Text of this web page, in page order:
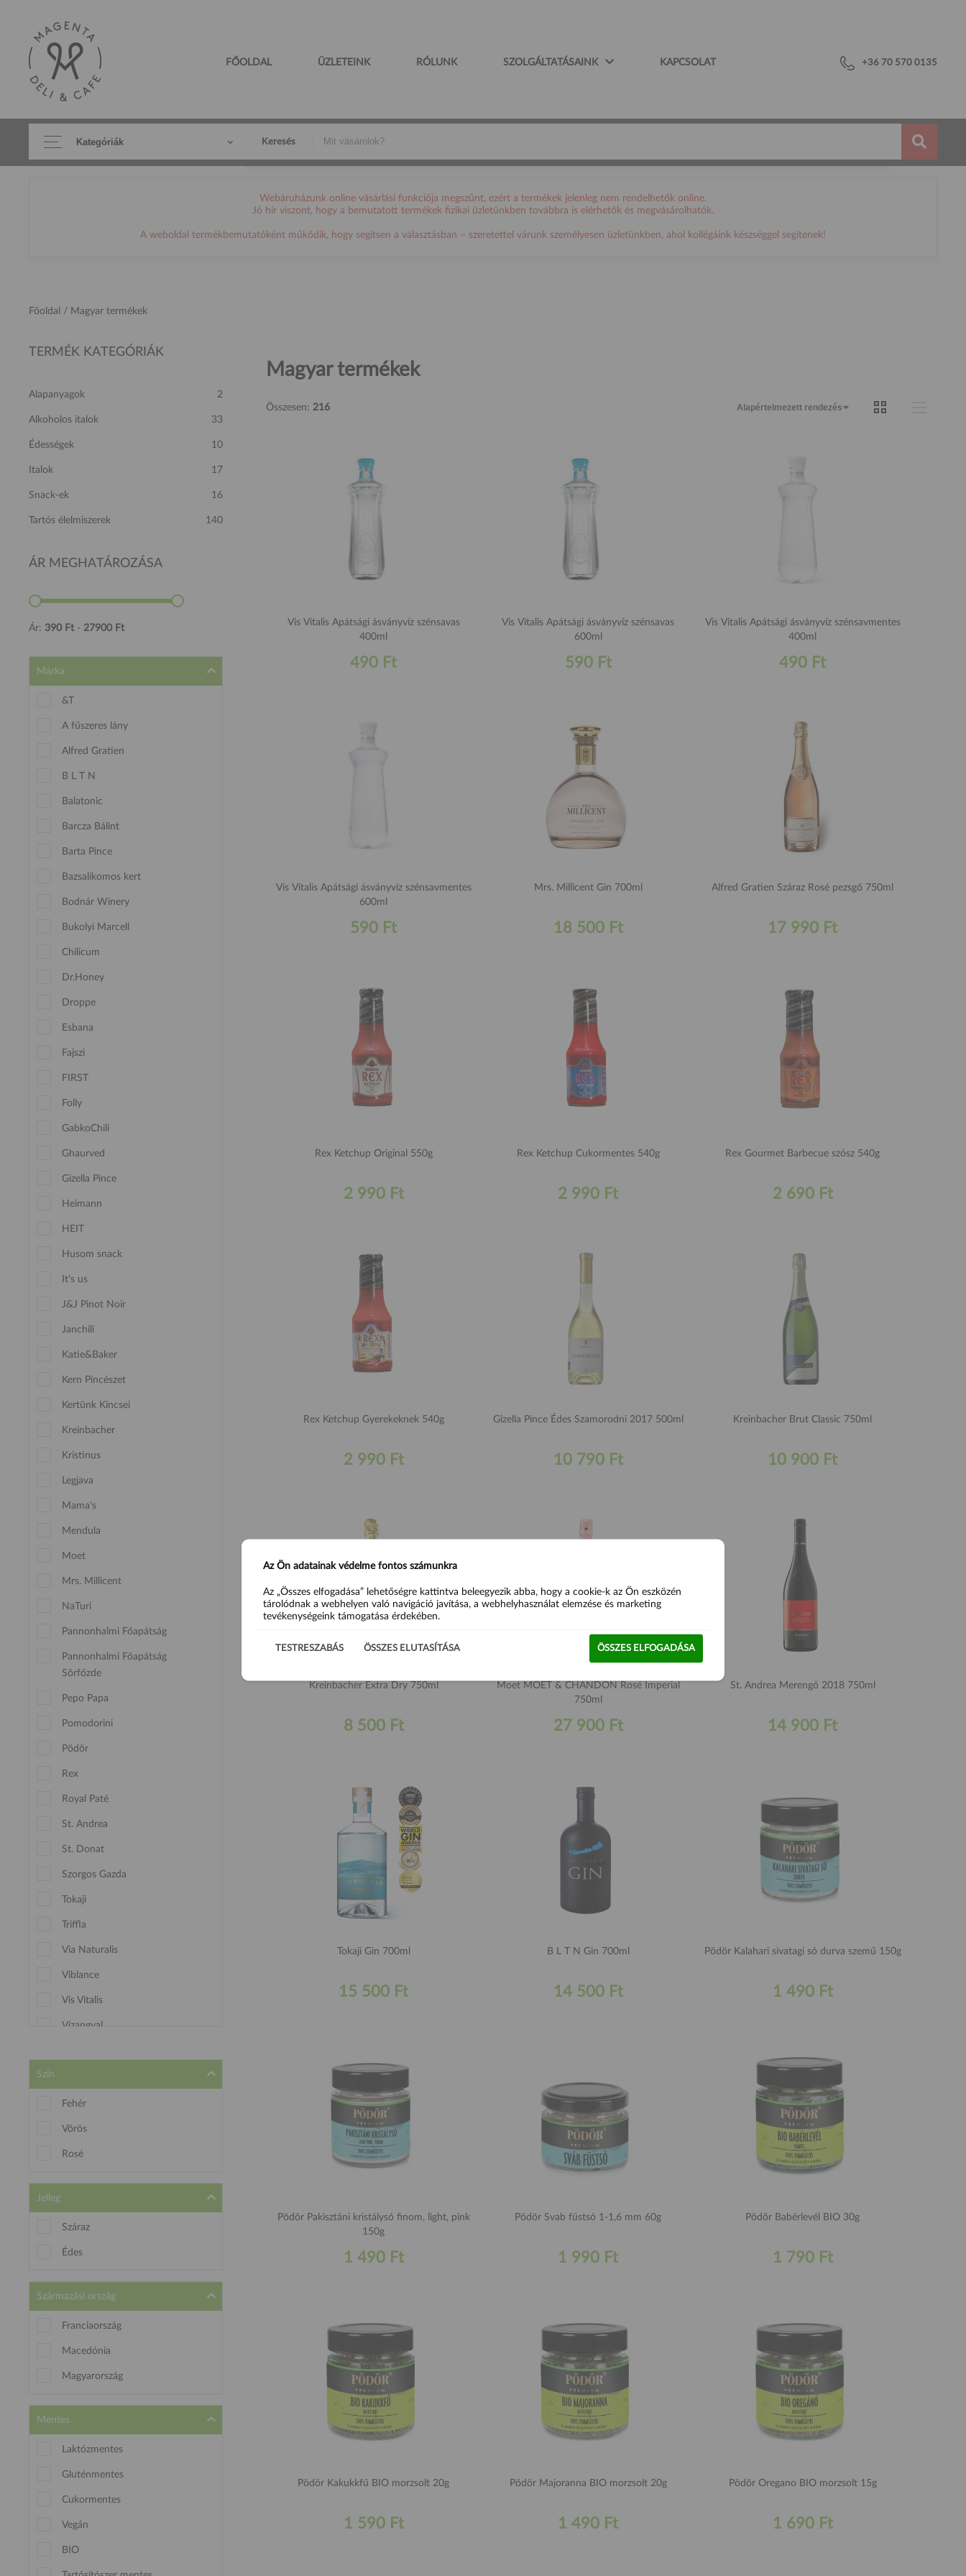
FŐOLDAL ÜZLETEINK RÓLUNK SZOLGÁLTATÁSAINK KAPCSOLAT +36 70 570 0135
Kategóriák Keresés
Webáruházunk online vásárlási funkciója megszűnt, ezért a termékek jelenleg nem rendelhetők online.
Jó hír viszont, hogy a bemutatott termékek fizikai üzletünkben továbbra is elérhetők és megvásárolhatók.
A weboldal termékbemutatóként működik, hogy segítsen a választásban – szeretettel várunk személyesen üzletünkben, ahol kollégáink készséggel segítenek!
Főoldal / Magyar termékek
TERMÉK KATEGÓRIÁK
Alapanyagok 2
Alkoholos italok 33
Édességek 10
Italok 17
Snack-ek 16
Tartós élelmiszerek 140
ÁR MEGHATÁROZÁSA
Ár: 390 Ft -27900 Ft
Márka
&T
A fűszeres lány
Alfred Gratien
B L T N
Balatonic
Barcza Bálint
Barta Pince
Bazsalikomos kert
Bodnár Winery
Bukolyi Marcell
Chilicum
Dr.Honey
Droppe
Esbana
Fajszi
FIRST
Folly
GabkoChili
Ghaurved
Gizella Pince
Heimann
HEIT
Husom snack
It's us
J&J Pinot Noir
Janchili
Katie&Baker
Kern Pincészet
Kertünk Kincsei
Kreinbacher
Kristinus
Legjava
Mama's
Mendula
Moet
Mrs. Millicent
NaTuri
Pannonhalmi Főapátság
Pannonhalmi Főapátság
Sörfőzde
Pepo Papa
Pomodorini
Pödör
Rex
Royal Paté
St. Andrea
St. Donat
Szorgos Gazda
Tokaji
Triffla
Via Naturalis
Viblance
Vis Vitalis
Vízangyal
Szín
Fehér
Vörös
Rosé
Jelleg
Száraz
Édes
Származási ország
Franciaország
Macedónia
Magyarország
Mentes
Laktózmentes
Gluténmentes
Cukormentes
Vegán
BIO
Magyar termékek
Összesen: 216
Vis Vitalis Apátsági ásványvíz szénsavas
400ml
490 Ft
Vis Vitalis Apátsági ásványvíz szénsavas
600ml
590 Ft
Vis Vitalis Apátsági ásványvíz szénsavmentes
400ml
490 Ft
Vis Vitalis Apátsági ásványvíz szénsavmentes
600ml
590 Ft
Mrs. Millicent Gin 700ml
18 500 Ft
Alfred Gratien Száraz Rosé pezsgő 750ml
17 990 Ft
Rex Ketchup Original 550g
2 990 Ft
Rex Ketchup Cukormentes 540g
2 990 Ft
Rex Gourmet Barbecue szósz 540g
2 690 Ft
Rex Ketchup Gyerekeknek 540g
2 990 Ft
Gizella Pince Édes Szamorodni 2017 500ml
10 790 Ft
Kreinbacher Brut Classic 750ml
10 900 Ft
Kreinbacher Extra Dry 750ml
8 500 Ft
Moet MOËT & CHANDON Rosé Imperial
750ml
27 900 Ft
St. Andrea Merengő 2018 750ml
14 900 Ft
Tokaji Gin 700ml
15 500 Ft
B L T N Gin 700ml
14 500 Ft
Pödör Kalahari sivatagi só durva szemű 150g
1 490 Ft
Pödör Pakisztáni kristálysó finom, light, pink
150g
1 490 Ft
Pödör Svab füstsó 1-1,6 mm 60g
1 990 Ft
Pödör Babérlevél BIO 30g
1 790 Ft
Pödör Kakukkfű BIO morzsolt 20g
1 590 Ft
Pödör Majoranna BIO morzsolt 20g
1 490 Ft
Pödör Oregano BIO morzsolt 15g
1 690 Ft
Az Ön adatainak védelme fontos számunkra
Az „Összes elfogadása” lehetőségre kattintva beleegyezik abba, hogy a cookie-k az Ön eszközén
tárolódnak a webhelyen való navigáció javítása, a webhelyhasználat elemzése és marketing
tevékenységeink támogatása érdekében.
TESTRESZABÁS ÖSSZES ELUTASÍTÁSA ÖSSZES ELFOGADÁSA